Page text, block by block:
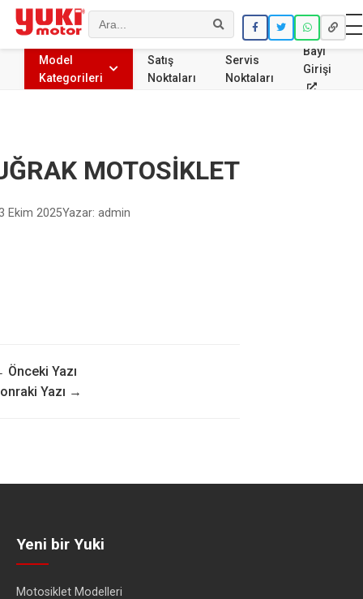
Ara
Model
Kategorileri
Satış
Noktaları
Servis
Noktaları
Bayi
Girişi
MOTOSİKLET
Ekim 2025Yazar: admin
Önceki Yazı
Yazı →
Yeni bir Yuki
Motosiklet Modelleri